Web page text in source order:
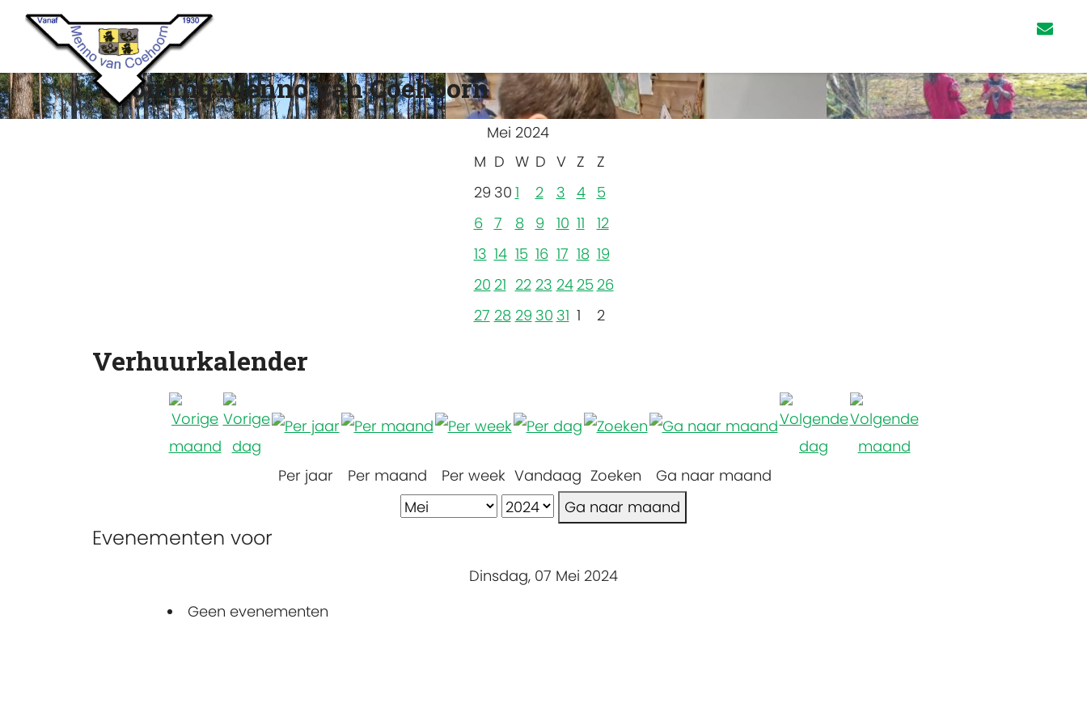
Scouting Menno van Coehoorn
Mei 2024
M D W D V Z
Z
29 30 1 2 3 4
5
6 7 8 9 10 11
12
13 14 15 16 17 18 19
20 21 22 23 24 25 26
27 28 29 30 31 1 2
Verhuurkalender
Per jaar Per maand Per week Vandaag Zoeken
Ga naar maand
Ga naar maand
Evenementen voor
Dinsdag, 07 Mei 2024
Geen evenementen